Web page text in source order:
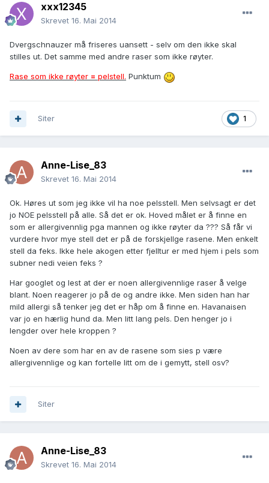
xxx12345
Skrevet 16. Mai 2014
Dvergschnauzer må friseres uansett - selv om den ikke skal
stilles ut. Det samme med andre raser som ikke røyter.
Rase som ikke røyter = pelstell. Punktum
1
Siter
Anne-Lise_83
Skrevet 16. Mai 2014
Ok. Høres ut som jeg ikke vil ha noe pelsstell. Men selvsagt er det
jo NOE pelsstell på alle. Så det er ok. Hoved målet er å finne en
som er allergivennlig pga mannen og ikke røyter da ??? Så får vi
vurdere hvor mye stell det er på de forskjellge rasene. Men enkelt
stell da feks. Ikke hele akogen etter fjelltur er med hjem i pels som
subner nedi veien feks ?
Har googlet og lest at der er noen allergivennlige raser å velge
blant. Noen reagerer jo på de og andre ikke. Men siden han har
mild allergi så tenker jeg det er håp om å finne en. Havanaisen
var jo en hærlig hund da. Men litt lang pels. Den henger jo i
lengder over hele kroppen ?
Noen av dere som har en av de rasene som sies p være
allergivennlige og kan fortelle litt om de i gemytt, stell osv?
Siter
Anne-Lise_83
Skrevet 16. Mai 2014